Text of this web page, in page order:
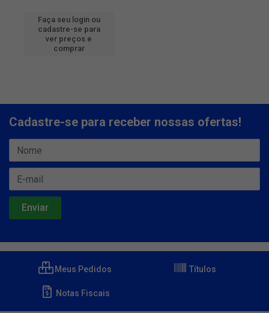
Faça seu login ou
cadastre-se para
ver preços e
comprar
Cadastre-se para receber nossas ofertas!
Meus Pedidos Títulos
Notas Fiscais